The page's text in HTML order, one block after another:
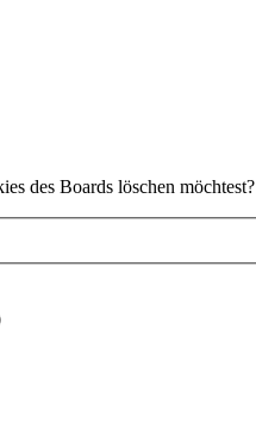
des Boards löschen möchtest?